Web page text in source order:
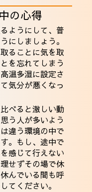
の心得
ようにして、普
にしましょう。
ることに気を取
を忘れてしまう
温多湿に設定さ
気分が悪くなっ
べると激しい動
う人が多いよう
違う環境の中で
。もし、途中で
感じて行えない
せずその場で休
んでいる間も呼
てください。